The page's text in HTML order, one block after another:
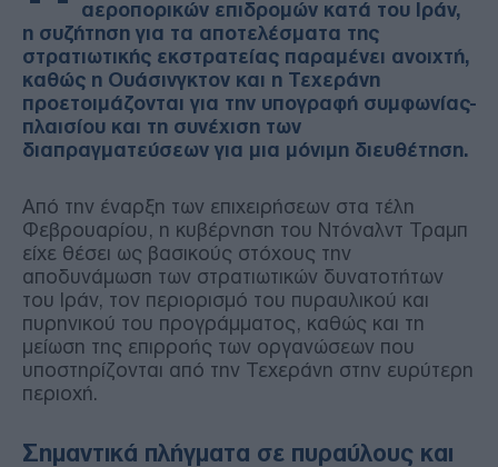
αεροπορικών επιδρομών κατά του Ιράν,
η συζήτηση για τα αποτελέσματα της
στρατιωτικής εκστρατείας παραμένει ανοιχτή,
καθώς η Ουάσινγκτον και η Τεχεράνη
προετοιμάζονται για την υπογραφή συμφωνίας-
πλαισίου και τη συνέχιση των
διαπραγματεύσεων για μια μόνιμη διευθέτηση.
Από την έναρξη των επιχειρήσεων στα τέλη
Φεβρουαρίου, η κυβέρνηση του Ντόναλντ Τραμπ
είχε θέσει ως βασικούς στόχους την
αποδυνάμωση των στρατιωτικών δυνατοτήτων
του Ιράν, τον περιορισμό του πυραυλικού και
πυρηνικού του προγράμματος, καθώς και τη
μείωση της επιρροής των οργανώσεων που
υποστηρίζονται από την Τεχεράνη στην ευρύτερη
περιοχή.
Σημαντικά πλήγματα σε πυραύλους και